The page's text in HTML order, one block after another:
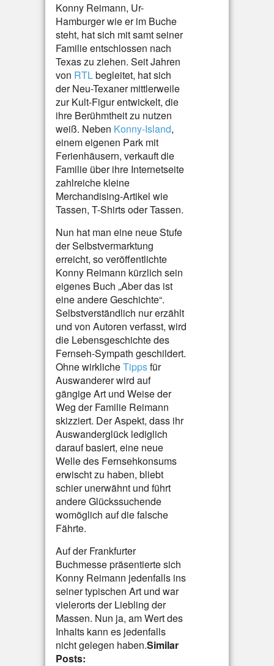
Konny Reimann, Ur-
Hamburger wie er im Buche
steht, hat sich mit samt seiner
Familie entschlossen nach
Texas zu ziehen. Seit Jahren
von RTLbegleitet, hat sich
der Neu-Texaner mittlerweile
zur Kult-Figur entwickelt, die
ihre Berühmtheit zu nutzen
weiß. Neben Konny-Island,
einem eigenen Park mit
Ferienhäusern, verkauft die
Familie über ihre Internetseite
zahlreiche kleine
Merchandising-Artikel wie
Tassen, T-Shirts oder Tassen.
Nun hat man eine neue Stufe
der Selbstvermarktung
erreicht, so veröffentlichte
Konny Reimann kürzlich sein
eigenes Buch „Aber das ist
eine andere Geschichte“.
Selbstverständlich nur erzählt
und von Autoren verfasst, wird
die Lebensgeschichte des
Fernseh-Sympath geschildert.
Ohne wirklicheTippsfür
Auswanderer wird auf
gängige Art und Weise der
Weg der Familie Reimann
skizziert. Der Aspekt, dass ihr
Auswanderglück lediglich
darauf basiert, eine neue
Welle des Fernsehkonsums
erwischt zu haben, bliebt
schier unerwähnt und führt
andere Glückssuchende
womöglich auf die falsche
Fährte.
Auf der Frankfurter
Buchmesse präsentierte sich
Konny Reimann jedenfalls ins
seiner typischen Art und war
vielerorts der Liebling der
Massen. Nun ja, am Wert des
Inhalts kann es jedenfalls
nicht gelegen haben.Similar
Posts: